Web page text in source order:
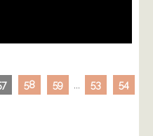
58 59 53 54